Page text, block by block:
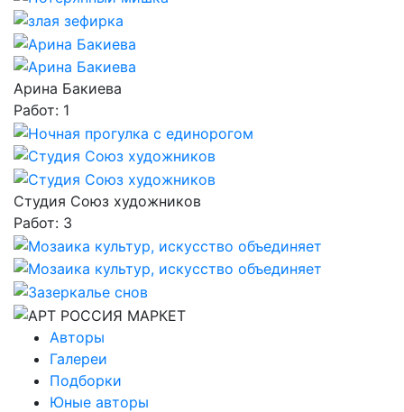
Арина Бакиева
Работ: 1
Студия Союз художников
Работ: 3
Авторы
Галереи
Подборки
Юные авторы